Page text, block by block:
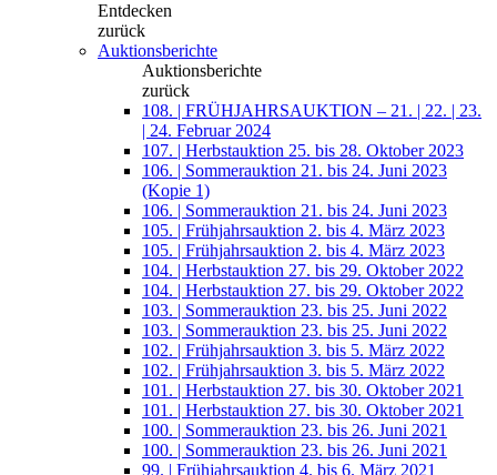
Entdecken
zurück
Auktionsberichte
Auktionsberichte
zurück
108. | FRÜHJAHRSAUKTION – 21. | 22. | 23.
| 24. Februar 2024
107. | Herbstauktion 25. bis 28. Oktober 2023
106. | Sommerauktion 21. bis 24. Juni 2023
(Kopie 1)
106. | Sommerauktion 21. bis 24. Juni 2023
105. | Frühjahrsauktion 2. bis 4. März 2023
105. | Frühjahrsauktion 2. bis 4. März 2023
104. | Herbstauktion 27. bis 29. Oktober 2022
104. | Herbstauktion 27. bis 29. Oktober 2022
103. | Sommerauktion 23. bis 25. Juni 2022
103. | Sommerauktion 23. bis 25. Juni 2022
102. | Frühjahrsauktion 3. bis 5. März 2022
102. | Frühjahrsauktion 3. bis 5. März 2022
101. | Herbstauktion 27. bis 30. Oktober 2021
101. | Herbstauktion 27. bis 30. Oktober 2021
100. | Sommerauktion 23. bis 26. Juni 2021
100. | Sommerauktion 23. bis 26. Juni 2021
99. | Frühjahrsauktion 4. bis 6. März 2021